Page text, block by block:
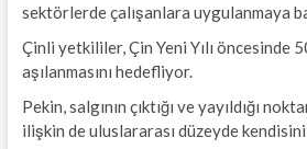
sektörlerde çalışanlara uygulanmaya
Çinli yetkililer, Çin Yeni Yılı öncesinde
aşılanmasını hedefliyor.
Pekin, salgının çıktığı ve yayıldığı
ilişkin de uluslararası düzeyde